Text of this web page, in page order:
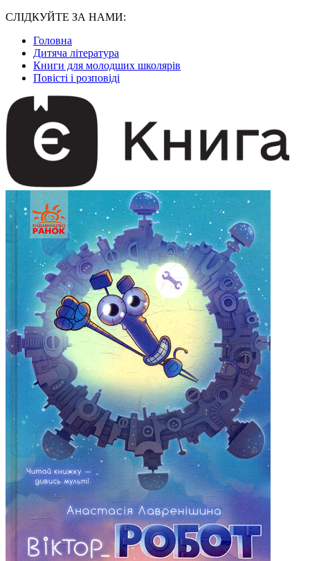
СЛІДКУЙТЕ ЗА НАМИ:
Головна
Дитяча література
Книги для молодших школярів
Повісті і розповіді